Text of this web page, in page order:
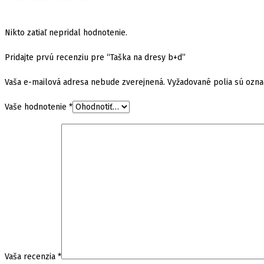
Nikto zatiaľ nepridal hodnotenie.
Pridajte prvú recenziu pre “Taška na dresy b+d”
Vaša e-mailová adresa nebude zverejnená. Vyžadované polia sú
Vaše hodnotenie *
Vaša recenzia *